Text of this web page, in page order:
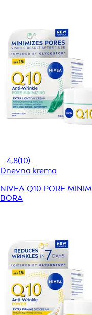
4,8(10)
Dnevna krema
NIVEA Q10 PORE
BORA